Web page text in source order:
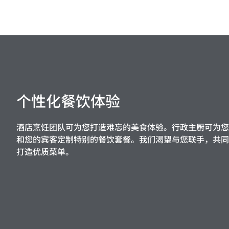
个性化餐饮体验
酒店烹饪团队可为您打造难忘的美食体验。行政主厨可为您
和您的宾客定制特别的餐饮套餐。我们渴望与您联手，共同
打造优质菜单。